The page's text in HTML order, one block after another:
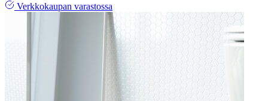
Verkkokaupan varastossa